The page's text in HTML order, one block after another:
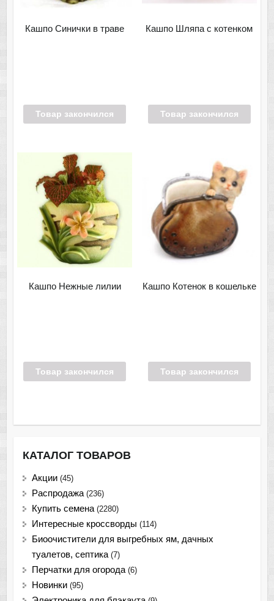
Кашпо Синички в траве
Товар закончился
Кашпо Шляпа с котенком
Товар закончился
Кашпо Нежные лилии
Товар закончился
Кашпо Котенок в кошельке
Товар закончился
КАТАЛОГ ТОВАРОВ
Акции (45)
Распродажа (236)
Купить семена (2280)
Интересные кроссворды (114)
Биоочистители для выгребных ям, дачных
туалетов, септика (7)
Перчатки для огорода (6)
Новинки (95)